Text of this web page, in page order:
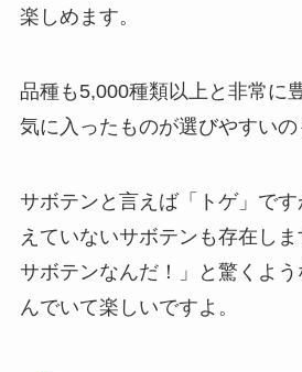
楽しめます。
品種も5,000種類以上と非常に
気に入ったものが選びやすいの
サボテンと言えば「トゲ」で
えていないサボテンも存在し
サボテンなんだ！」と驚くよ
んでいて楽しいですよ。